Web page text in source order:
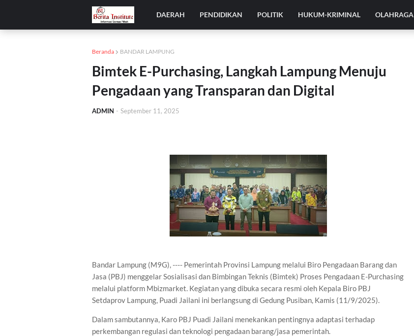
DAERAH PENDIDIKAN POLITIK HUKUM-KRIMINAL OLAHRAGA
Beranda BANDAR LAMPUNG
Bimtek E-Purchasing, Langkah Lampung Menuju
Pengadaan yang Transparan dan Digital
ADMIN - September 11, 2025
Bandar Lampung (M9G), ---- Pemerintah Provinsi Lampung melalui Biro Pengadaan Barang dan
Jasa (PBJ) menggelar Sosialisasi dan Bimbingan Teknis (Bimtek) Proses Pengadaan E-Purchasing
melalui platform Mbizmarket. Kegiatan yang dibuka secara resmi oleh Kepala Biro PBJ
Setdaprov Lampung, Puadi Jailani ini berlangsung di Gedung Pusiban, Kamis (11/9/2025).
Dalam sambutannya, Karo PBJ Puadi Jailani menekankan pentingnya adaptasi terhadap
perkembangan regulasi dan teknologi pengadaan barang/jasa pemerintah.